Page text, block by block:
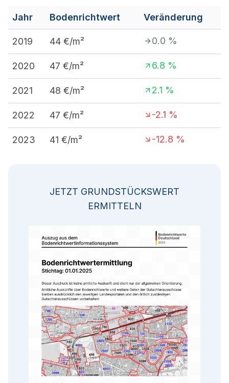
Jahr Bodenrichtwert Veränderung
2019 44 €/m² 0.0 %
2020 47 €/m² 6.8 %
2021 48 €/m² 2.1 %
2022 47 €/m² -2.1 %
2023 41 €/m² -12.8 %
JETZT GRUNDSTÜCKSWERT
ERMITTELN